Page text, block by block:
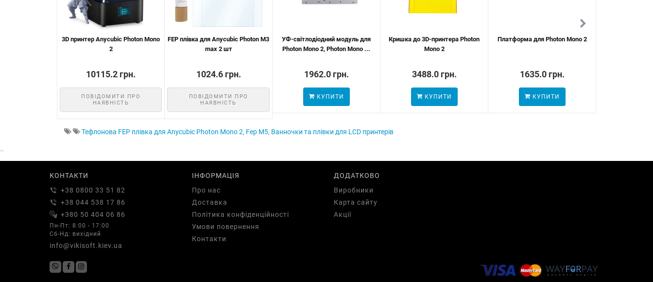
3D принтер Anycubic Photon Mono
2
10115.2 грн.
ПОВІДОМИТИ ПРО
НАЯВНІСТЬ
FEP плівка для Anycubic Photon M3
max 2 шт
1024.6 грн.
ПОВІДОМИТИ ПРО
НАЯВНІСТЬ
УФ-світлодіодний модуль для
Photon Mono 2, Photon Mono ...
1962.0 грн.
КУПИТИ
Кришка до 3D-принтера Photon
Mono 2
3488.0 грн.
КУПИТИ
Платформа для Photon Mono 2
1635.0 грн.
КУПИТИ
Тефлонова FEP плівка для Anycubic Photon Mono 2, Fep M5, Ванночки та плівки для LCD принтерів
..
КОНТАКТИ
+38 0800 33 51 82
+38 044 538 17 86
+380 50 404 06 86
Пн-Пт: 8:00 - 17:00
Сб-Нд: вихідний
info@vikisoft.kiev.ua
ІНФОРМАЦІЯ
Про нас
Доставка
Політика конфіденційності
Умови повернення
Контакти
ДОДАТКОВО
Виробники
Карта сайту
Акції